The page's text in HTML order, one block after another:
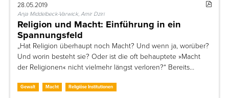
28.05.2019
Anja Middelbeck-Varwick, Amir Dziri
Religion und Macht: Einführung in ein
Spannungsfeld
„Hat Religion überhaupt noch Macht? Und wenn ja, worüber?
Und worin besteht sie? Oder ist die oft behauptete »Macht
der Religionen« nicht vielmehr längst verloren?“ Bereits…
Gewalt Macht Religiöse Institutionen